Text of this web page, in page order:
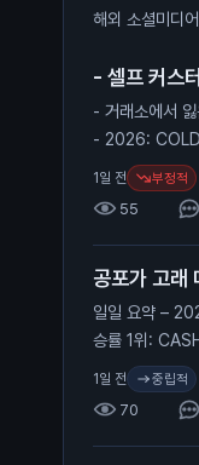
해외 소셜미디
- 셀프 커스
- 거래소에서
- 2026:
짜 많이 성숙해졌
1일 전 부정적
55
공포가 고래
일일 요약 –
승률 1위:
500 +1.48%,
균 $37.5M), 거래소 순유출 $1.22B.
8% 뛰었는데
1일 전 중립적
70